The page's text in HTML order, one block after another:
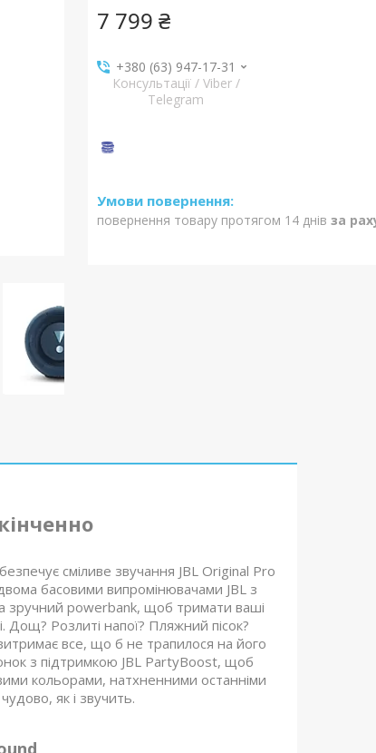
7 799 ₴
+380 (63) 947-17-31
Консультації / Viber /
Telegram
повернення товару протягом 14 днів за
сміливе звучання JBL Original Pro
басовими випромінювачами JBL з
зручний powerbank, щоб тримати ваші
Дощ? Розлиті напої? Пляжний пісок?
все, що б не трапилося на його
з підтримкою JBL PartyBoost, щоб
кольорами, натхненними останніми
як і звучить.